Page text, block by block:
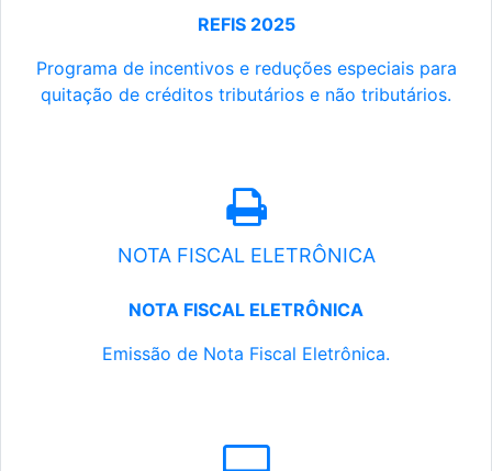
REFIS 2025
Programa de incentivos e reduções especiais para
quitação de créditos tributários e não tributários.
NOTA FISCAL ELETRÔNICA
NOTA FISCAL ELETRÔNICA
Emissão de Nota Fiscal Eletrônica.